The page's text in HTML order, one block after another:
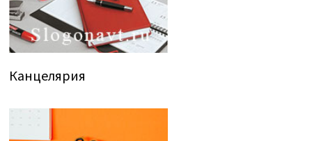
Канцелярия